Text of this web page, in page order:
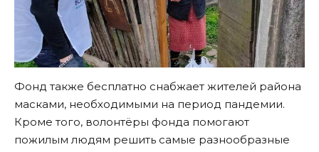
Фонд также бесплатно снабжает жителей района
масками, необходимыми на период пандемии.
Кроме того, волонтёры фонда помогают
пожилым людям решить самые разнообразные